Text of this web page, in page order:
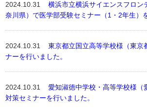
2024.10.31横浜市立横浜サイエンスフロン
奈川県）で医学部受験セミナー（1・2年生）
2024.10.31東京都立国立高等学校様（東京
ナーを行いました。
2024.10.31愛知淑徳中学校・高等学校様（
対策セミナーを行いました。